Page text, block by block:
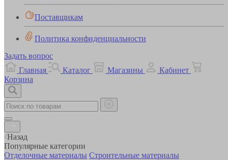
Поставщикам
Политика конфиденциальности
Задать вопрос
Главная
Каталог Магазины
Кабинет
Корзина
Назад
Популярные категории
Отделочные материалы Строительные материалы